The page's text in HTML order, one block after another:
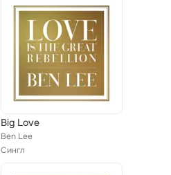
Big Love
Ben Lee
Сингл